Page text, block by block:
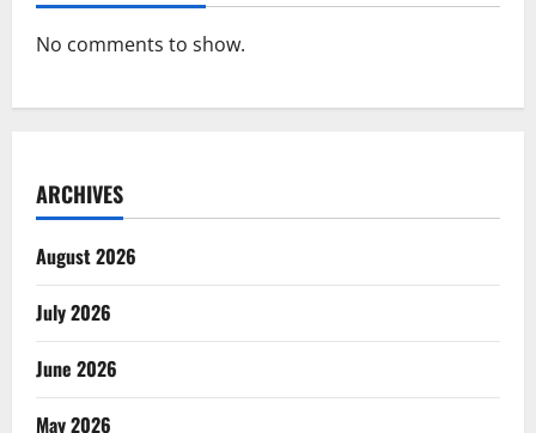
No comments to show.
ARCHIVES
August 2026
July 2026
June 2026
May 2026